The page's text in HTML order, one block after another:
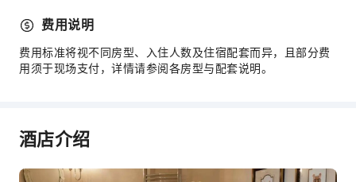
费用说明
费用标准将视不同房型、入住人数及住宿配套而异，且部分费
用须于现场支付，详情请参阅各房型与配套说明。
酒店介绍